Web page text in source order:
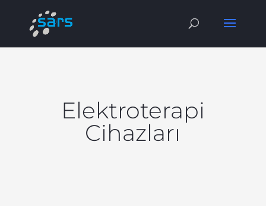
Elektroterapi
Cihazları